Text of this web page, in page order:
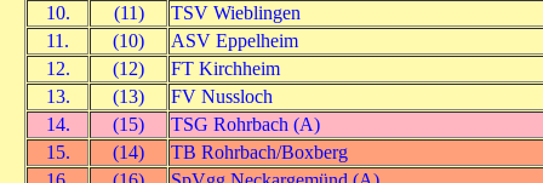
10.
(11)
TSV Wieblingen
11.
(10)
ASV Eppelheim
12.
(12)
FT Kirchheim
13.
(13)
FV Nussloch
14.
(15)
TSG Rohrbach (A)
15.
(14)
TB Rohrbach/Boxberg